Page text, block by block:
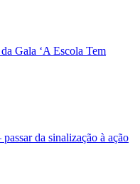
Gala ‘A Escola Tem
da sinalização à ação